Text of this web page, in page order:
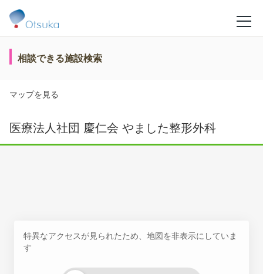
相談できる施設検索
マップを見る
医療法人社団 慶仁会 やました整形外科
特異なアクセスが見られたため、地図を非表示にしていま
す